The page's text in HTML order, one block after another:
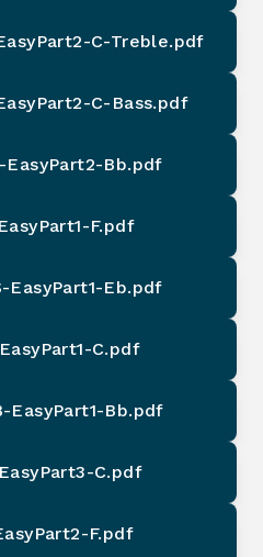
C-Treble.pdf
C-Bass.pdf
EasyPart2-Bb.pdf
F.pdf
EasyPart1-Eb.pdf
C.pdf
EasyPart1-Bb.pdf
C.pdf
F.pdf